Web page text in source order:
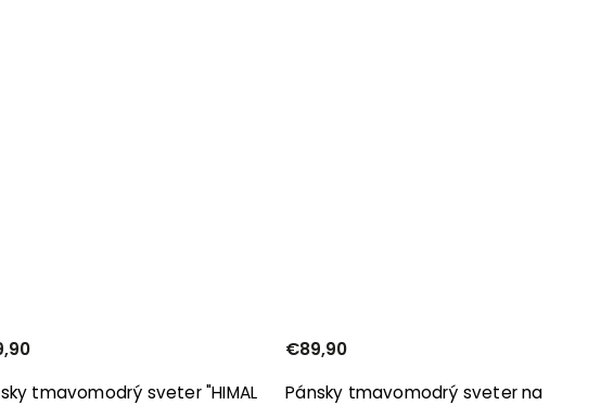
tmavomodrý sveter "HIMAL
Pánsky tmavomodrý sveter na
€89,90